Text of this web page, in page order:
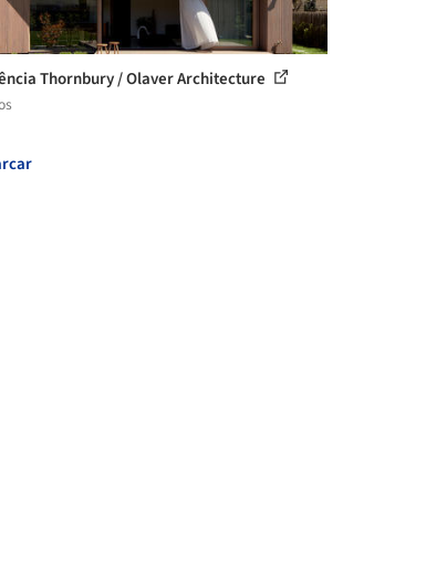
Thornbury / Olaver Architecture